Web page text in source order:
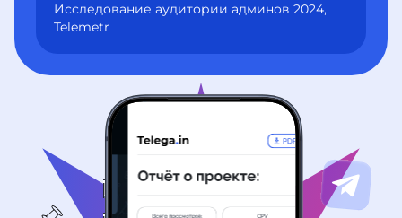
Исследование аудитории админов 2024,
Telemetr